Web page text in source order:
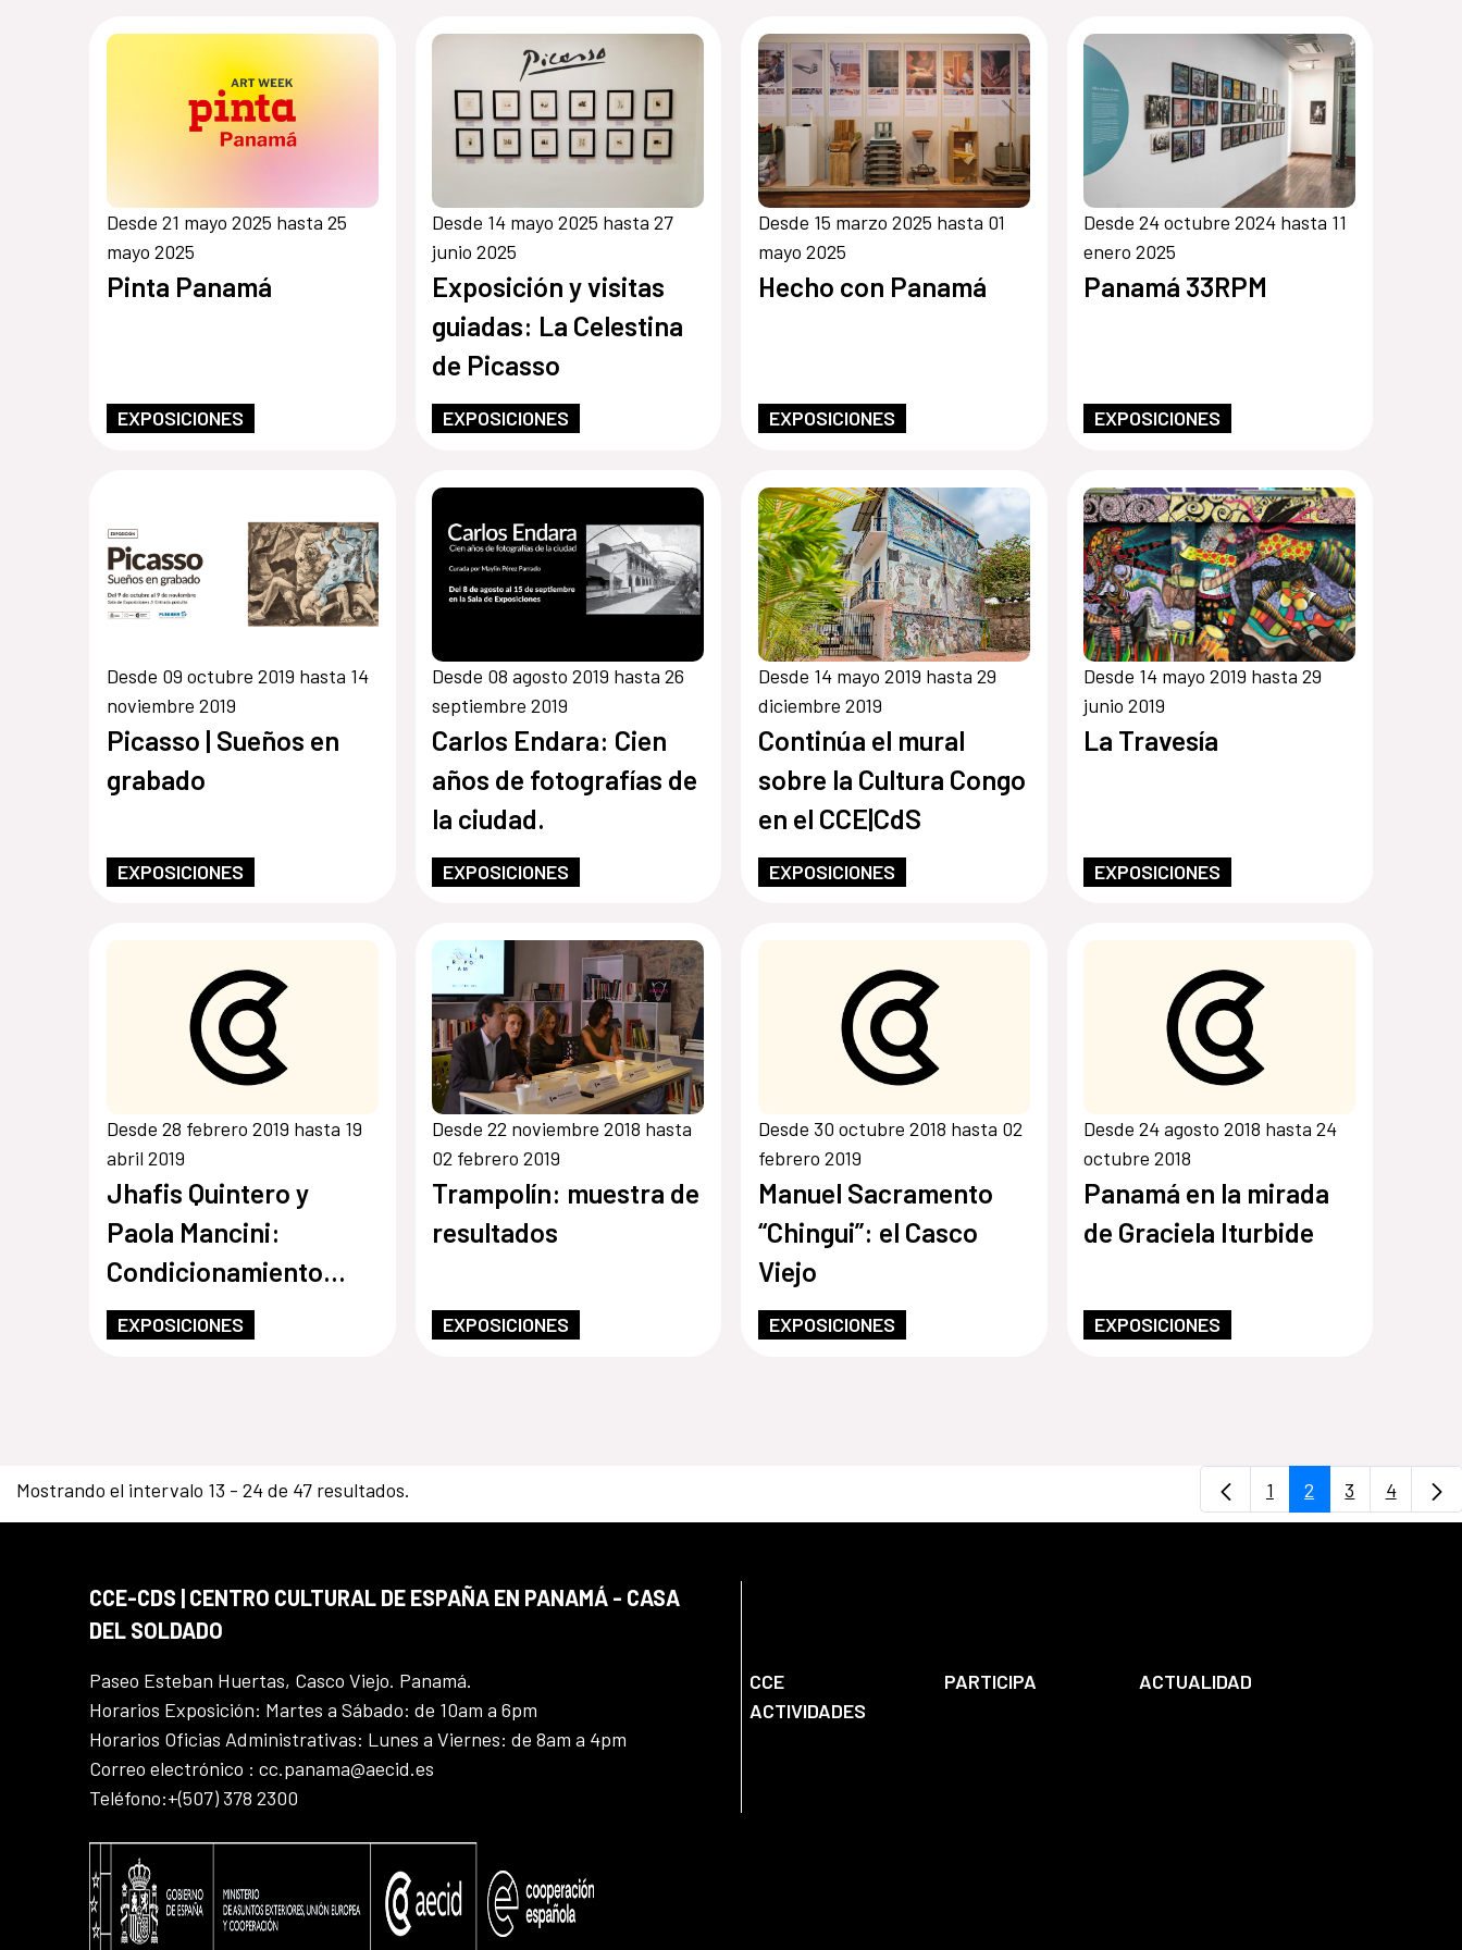
Desde 21 mayo 2025 hasta 25
mayo 2025
Pinta Panamá
EXPOSICIONES
Desde 14 mayo 2025 hasta 27
junio 2025
Exposición y visitas
guiadas: La Celestina
de Picasso
EXPOSICIONES
Desde 15 marzo 2025 hasta 01
mayo 2025
Hecho con Panamá
EXPOSICIONES
Desde 24 octubre 2024 hasta 11
enero 2025
Panamá 33RPM
EXPOSICIONES
Desde 09 octubre 2019 hasta 14
noviembre 2019
Picasso | Sueños en
grabado
EXPOSICIONES
Desde 08 agosto 2019 hasta 26
septiembre 2019
Carlos Endara: Cien
años de fotografías de
la ciudad.
EXPOSICIONES
Desde 14 mayo 2019 hasta 29
diciembre 2019
Continúa el mural
sobre la Cultura Congo
en el CCE|CdS
EXPOSICIONES
Desde 14 mayo 2019 hasta 29
junio 2019
La Travesía
EXPOSICIONES
Desde 28 febrero 2019 hasta 19
abril 2019
Jhafis Quintero y
Paola Mancini:
Condicionamiento
Operante
EXPOSICIONES
Desde 22 noviembre 2018 hasta
02 febrero 2019
Trampolín: muestra de
resultados
EXPOSICIONES
Desde 30 octubre 2018 hasta 02
febrero 2019
Manuel Sacramento
“Chingui”: el Casco
Viejo
EXPOSICIONES
Desde 24 agosto 2018 hasta 24
octubre 2018
Panamá en la mirada
de Graciela Iturbide
EXPOSICIONES
Mostrando el intervalo 13 - 24 de 47 resultados. Página
1 Página
2 Página
3 Página
4
CCE-CDS | CENTRO CULTURAL DE ESPAÑA EN PANAMÁ - CASA
DEL SOLDADO
Paseo Esteban Huertas, Casco Viejo. Panamá.
Horarios Exposición: Martes a Sábado: de 10am a 6pm
Horarios Oficias Administrativas: Lunes a Viernes: de 8am a 4pm
Correo electrónico : cc.panama@aecid.es
Teléfono:+(507) 378 2300
CCE PARTICIPA
ACTUALIDAD
ACTIVIDADES